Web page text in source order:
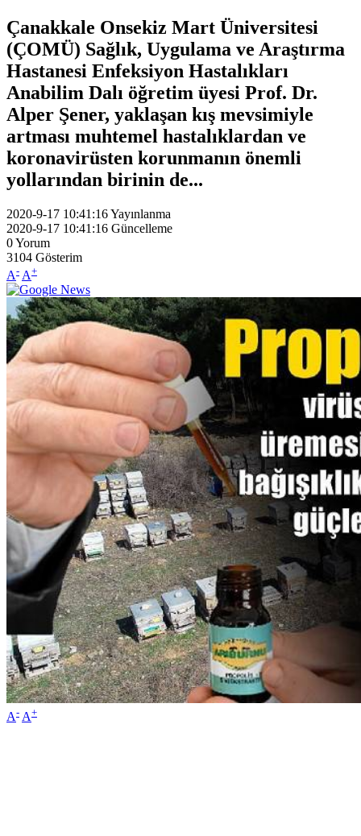
Çanakkale Onsekiz Mart Üniversitesi
(ÇOMÜ) Sağlık, Uygulama ve Araştırma
Hastanesi Enfeksiyon Hastalıkları
Anabilim Dalı öğretim üyesi Prof. Dr.
Alper Şener, yaklaşan kış mevsimiyle
artması muhtemel hastalıklardan ve
koronavirüsten korunmanın önemli
yollarından birinin de...
2020-9-17 10:41:16Yayınlanma
2020-9-17 10:41:16 Güncelleme
0Yorum
3104 Gösterim
A- A+
A- A+